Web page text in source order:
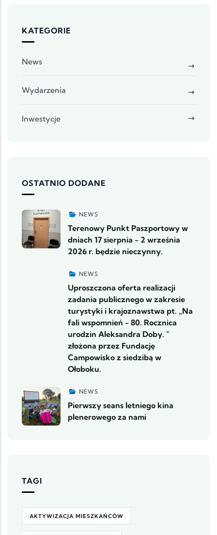
KATEGORIE
News
Wydarzenia
Inwestycje
OSTATNIO DODANE
NEWS
Terenowy Punkt Paszportowy w
dniach 17 sierpnia - 2 września
2026 r. będzie nieczynny.
NEWS
Uproszczona oferta realizacji
zadania publicznego w zakresie
turystyki i krajoznawstwa pt. „Na
fali wspomnień - 80. Rocznica
urodzin Aleksandra Doby. "
złożona przez Fundację
Campowisko z siedzibą w
Ołoboku.
NEWS
Pierwszy seans letniego kina
plenerowego za nami
TAGI
AKTYWIZACJA MIESZKAŃCÓW